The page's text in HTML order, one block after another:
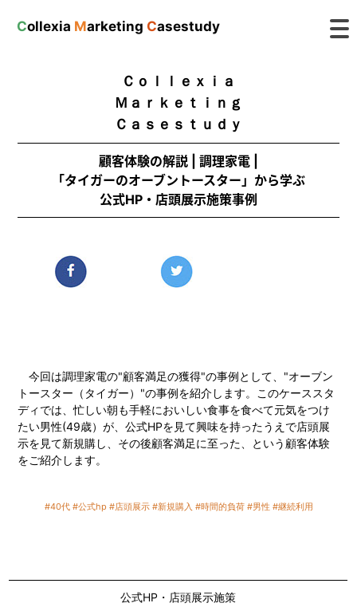
Collexia Marketing Casestudy
Ｃｏｌｌｅｘｉａ
Ｍａｒｋｅｔｉｎｇ
Ｃａｓｅｓｔｕｄｙ
顧客体験の解説 | 調理家電 |
「タイガーのオーブントースター」から学ぶ
公式HP・店頭展示施策事例
今回は調理家電の"顧客満足の獲得"の事例として、"オーブン
トースター（タイガー）"の事例を紹介します。このケーススタ
ディでは、忙しい朝も手軽においしい食事を食べて元気をつけ
たい男性(49歳）が、公式HPを見て興味を持ったうえで店頭展
示を見て新規購し、その後顧客満足に至った、という顧客体験
をご紹介します。
#40代 #公式hp #店頭展示 #新規購入 #時間的負荷 #男性 #継続利用
公式HP・店頭展示施策